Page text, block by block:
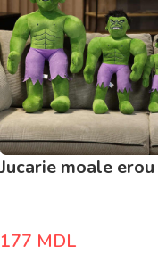
Jucarie moale
177 MDL